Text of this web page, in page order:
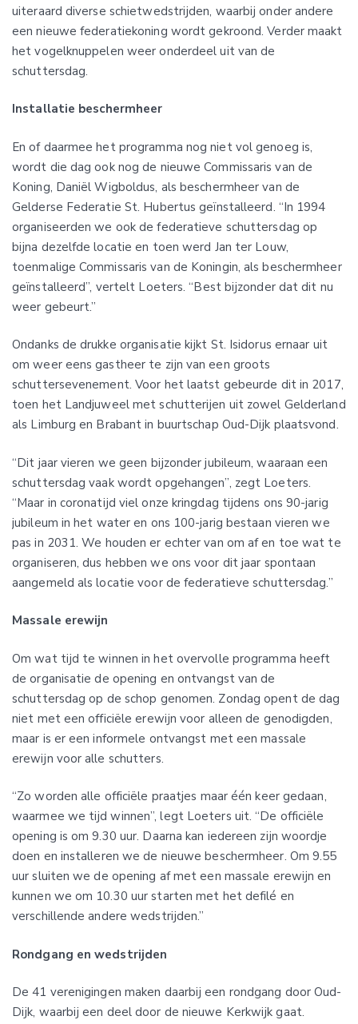
uiteraard diverse schietwedstrijden, waarbij onder andere
een nieuwe federatiekoning wordt gekroond. Verder maakt
het vogelknuppelen weer onderdeel uit van de
schuttersdag.
Installatie beschermheer
En of daarmee het programma nog niet vol genoeg is,
wordt die dag ook nog de nieuwe Commissaris van de
Koning, Daniël Wigboldus, als beschermheer van de
Gelderse Federatie St. Hubertus geïnstalleerd. “In 1994
organiseerden we ook de federatieve schuttersdag op
bijna dezelfde locatie en toen werd Jan ter Louw,
toenmalige Commissaris van de Koningin, als beschermheer
geïnstalleerd”, vertelt Loeters. “Best bijzonder dat dit nu
weer gebeurt.”
Ondanks de drukke organisatie kijkt St. Isidorus ernaar uit
om weer eens gastheer te zijn van een groots
schuttersevenement. Voor het laatst gebeurde dit in 2017,
toen het Landjuweel met schutterijen uit zowel Gelderland
als Limburg en Brabant in buurtschap Oud-Dijk plaatsvond.
“Dit jaar vieren we geen bijzonder jubileum, waaraan een
schuttersdag vaak wordt opgehangen”, zegt Loeters.
“Maar in coronatijd viel onze kringdag tijdens ons 90-jarig
jubileum in het water en ons 100-jarig bestaan vieren we
pas in 2031. We houden er echter van om af en toe wat te
organiseren, dus hebben we ons voor dit jaar spontaan
aangemeld als locatie voor de federatieve schuttersdag.”
Massale erewijn
Om wat tijd te winnen in het overvolle programma heeft
de organisatie de opening en ontvangst van de
schuttersdag op de schop genomen. Zondag opent de dag
niet met een officiële erewijn voor alleen de genodigden,
maar is er een informele ontvangst met een massale
erewijn voor alle schutters.
“Zo worden alle officiële praatjes maar één keer gedaan,
waarmee we tijd winnen”, legt Loeters uit. “De officiële
opening is om 9.30 uur. Daarna kan iedereen zijn woordje
doen en installeren we de nieuwe beschermheer. Om 9.55
uur sluiten we de opening af met een massale erewijn en
kunnen we om 10.30 uur starten met het defilé en
verschillende andere wedstrijden.”
Rondgang en wedstrijden
De 41 verenigingen maken daarbij een rondgang door Oud-
Dijk, waarbij een deel door de nieuwe Kerkwijk gaat.